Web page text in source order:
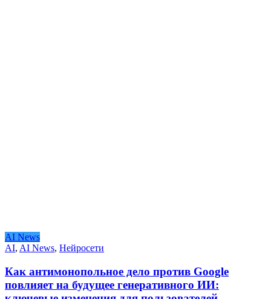
AI News
AI, AI News, Нейросети
Как антимонопольное дело против Google
повлияет на будущее генеративного ИИ: